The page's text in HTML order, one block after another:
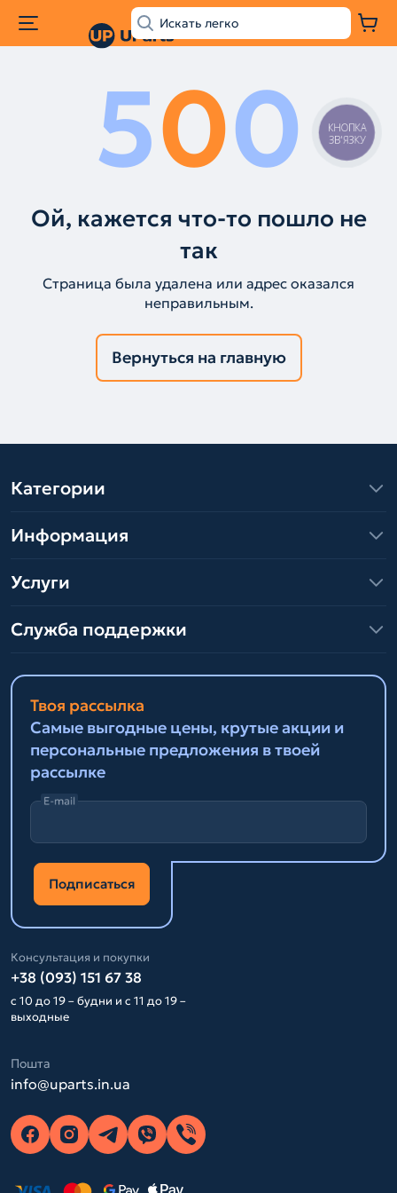
500
Ой, кажется что-то пошло не
так
Страница была удалена или адрес оказался
неправильным.
Вернуться на главную
Категории
Информация
Услуги
Служба поддержки
Твоя рассылка
Самые выгодные цены, крутые акции и
персональные предложения в твоей
рассылке
E-mail
Подписаться
Консультация и покупки
+38 (093) 151 67 38
с 10 до 19 – будни и с 11 до 19 –
выходные
Пошта
info@uparts.in.ua
КНОПКА
ЗВ'ЯЗКУ